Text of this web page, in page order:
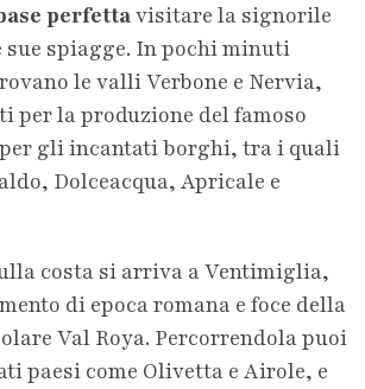
perfettavisitare la signorile
sue spiagge. In pochi minuti
le valli Verbone e Nervia,
per la produzione del famoso
per gli incantati borghi, tra i quali
Dolceacqua, Apricale e
costa si arriva a Ventimiglia,
di epoca romana e foce della
Val Roya. Percorrendola puoi
paesi come Olivetta e Airole, e